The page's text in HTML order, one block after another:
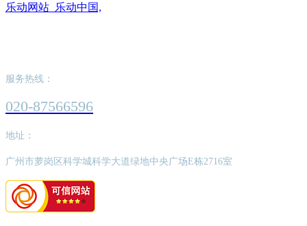
乐动网站_乐动中国,
服务热线：
020-87566596
地址：
广州市萝岗区科学城科学大道绿地中央广场E栋2716室